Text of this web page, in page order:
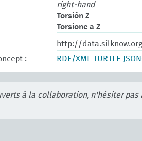
right-hand
Torsión Z
Torsione a Z
http://
:
RDF/XML TURTLE
à la collaboration, n'hésiter pas